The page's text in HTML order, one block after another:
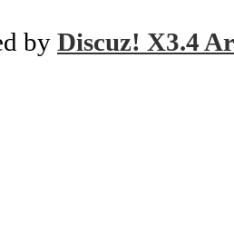
by Discuz! X3.4